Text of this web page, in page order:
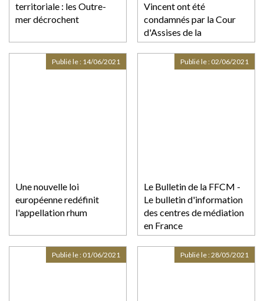
territoriale : les Outre-
mer décrochent
Vincent ont été
condamnés par la Cour
d'Assises de la
Guadeloupe
Une nouvelle loi
européenne redéfinit
l'appellation rhum
Publié le : 14/06/2021
Le Bulletin de la FFCM -
Le bulletin d'information
des centres de médiation
en France
Publié le : 02/06/2021
Publié le : 01/06/2021 Publié le :28/05/2021